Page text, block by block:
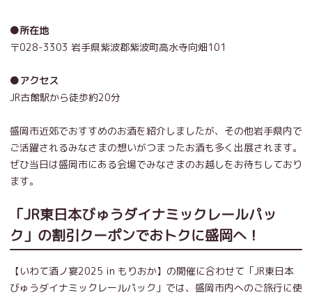
●所在地
〒028-3303 岩手県紫波郡紫波町高水寺向畑101
●アクセス
JR古館駅から徒歩約20分
盛岡市近郊でおすすめのお酒を紹介しましたが、その他岩手県内で
ご活躍されるみなさまの想いがつまったお酒も多く出展されます。
ぜひ当日は盛岡市にある会場でみなさまのお越しをお待ちしており
ます。
「JR東日本びゅうダイナミックレールパッ
ク」の割引クーポンでおトクに盛岡へ！
【いわて酒ノ宴2025 in もりおか】の開催に合わせて「JR東日本
びゅうダイナミックレールパック」では、盛岡市内へのご旅行に使